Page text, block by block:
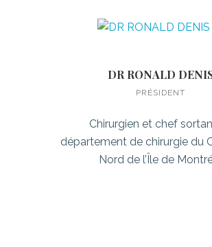
DR RONALD
PRÉSIDENT
Chirurgien et chef
département de chirurgie du
Nord de l’Île de